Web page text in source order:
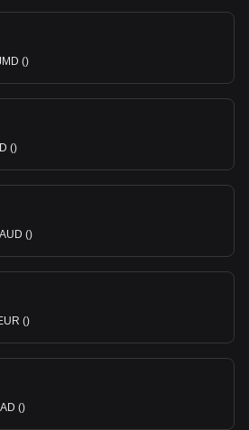
()
()
()
()
()